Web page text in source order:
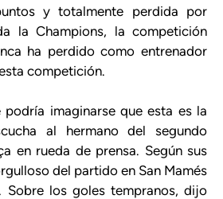
y totalmente perdida por
la Champions, la competición
ha perdido como entrenador
competición.
podría imaginarse que esta es la
al hermano del segundo
en rueda de prensa. Según sus
del partido en San Mamés
los goles tempranos, dijo